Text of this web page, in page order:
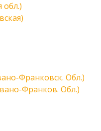
Франковск. Обл.)
Франков. Обл.)